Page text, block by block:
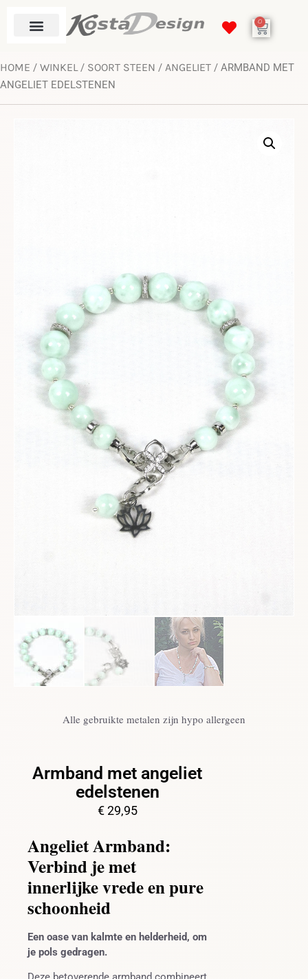
0
HOME / WINKEL/ SOORT STEEN / ANGELIET / ARMBAND MET
ANGELIET EDELSTENEN
Alle gebruikte metalen zijn hypo allergeen
Armband met angeliet
edelstenen
€29,95
Angeliet Armband:
Verbind je met
innerlijke vrede en pure
schoonheid
Een oase van kalmte en helderheid, om
je pols gedragen.